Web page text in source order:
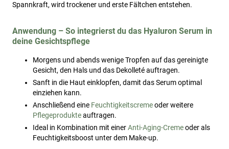
Spannkraft, wird trockener und erste Fältchen entstehen.
Anwendung – So integrierst du das Hyaluron Serum in
deine Gesichtspflege
Morgens und abends wenige Tropfen auf das gereinigte
Gesicht, den Hals und das Dekolleté auftragen.
Sanft in die Haut einklopfen, damit das Serum optimal
einziehen kann.
Anschließend eine Feuchtigkeitscremeoder weitere
Pflegeprodukteauftragen.
Ideal in Kombination mit einerAnti-Aging-Cremeoder als
Feuchtigkeitsboost unter dem Make-up.